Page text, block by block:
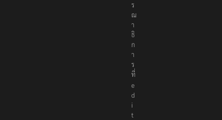
ร
ณ
า
ธิ
ก
า
ร
ที่
e
d
i
t